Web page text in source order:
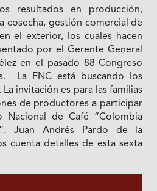
resultados en producción,
cosecha, gestión comercial de
el exterior, los cuales hacen
por el Gerente General
en el pasado 88 Congreso
La FNC está buscando los
invitación es para las familias
de productores a participar
Nacional de Café “Colombia
Juan Andrés Pardo de la
cuenta detalles de esta sexta